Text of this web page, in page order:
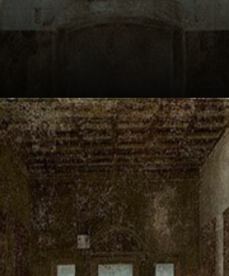
Er verwendete
eine neue
Technik, um das
Gemälde auf einer
Steinwand zu
malen.